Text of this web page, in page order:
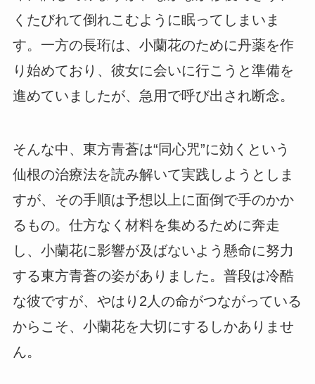
くたびれて倒れこむように眠ってしまいま
す。一方の長珩は、小蘭花のために丹薬を作
り始めており、彼女に会いに行こうと準備を
進めていましたが、急用で呼び出され断念。
そんな中、東方青蒼は“同心咒”に効くという
仙根の治療法を読み解いて実践しようとしま
すが、その手順は予想以上に面倒で手のかか
るもの。仕方なく材料を集めるために奔走
し、小蘭花に影響が及ばないよう懸命に努力
する東方青蒼の姿がありました。普段は冷酷
な彼ですが、やはり2人の命がつながっている
からこそ、小蘭花を大切にするしかありませ
ん。